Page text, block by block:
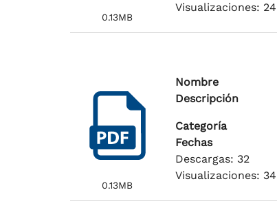
0.13MB
Visualizaciones: 24
0.13MB
Nombre
Descripción
Categoría
Fechas
Descargas: 32
Visualizaciones: 34